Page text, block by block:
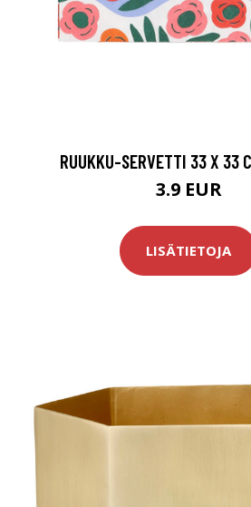
RUUKKU-SERVETTI 33 X 33
3.9 EUR
LISÄTIETOJA